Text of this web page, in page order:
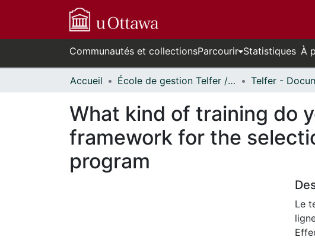
Communautés et collectionsParcourir Statistiques À
Accueil École de gestion Telfer // Telfer School of Management
What kind of training do
framework for the
program
Le